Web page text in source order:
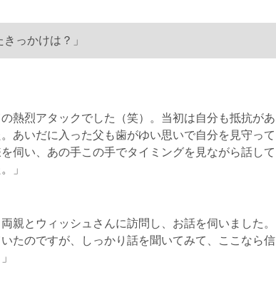
っかけは？」
熱烈アタックでした（笑）。当初は自分も抵抗があ
あいだに入った父も歯がゆい思いで自分を見守って
伺い、あの手この手でタイミングを見ながら話して
」
親とウィッシュさんに訪問し、お話を伺いました。
たのですが、しっかり話を聞いてみて、ここなら信